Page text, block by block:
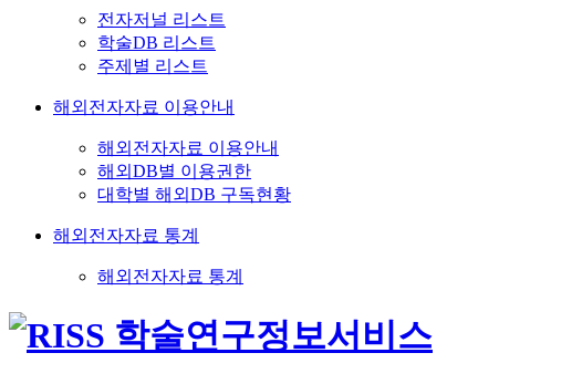
전자저널 리스트
학술DB 리스트
주제별 리스트
해외전자자료 이용안내
해외전자자료 이용안내
해외DB별 이용권한
대학별 해외DB 구독현황
해외전자자료 통계
해외전자자료 통계